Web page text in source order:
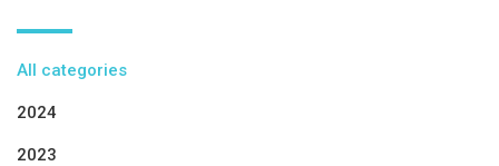
All categories
2024
2023